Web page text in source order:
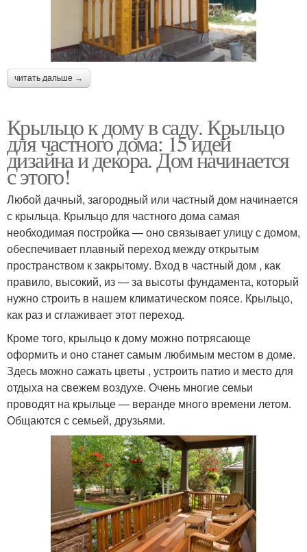
читать дальше →
Крыльцо к дому в саду. Крыльцо
для частного дома: 15 идей
дизайна и декора. Дом начинается
с этого!
Любой дачный, загородный или частный дом начинается
с крыльца. Крыльцо для частного дома самая
необходимая постройка — оно связывает улицу с домом,
обеспечивает плавный переход между открытым
пространством к закрытому. Вход в частный дом , как
правило, высокий, из — за высоты фундамента, который
нужно строить в нашем климатическом поясе. Крыльцо,
как раз и сглаживает этот переход.
Кроме того, крыльцо к дому можно потрясающе
оформить и оно станет самым любимым местом в доме.
Здесь можно сажать цветы , устроить патио и место для
отдыха на свежем воздухе. Очень многие семьи
проводят на крыльце — веранде много времени летом.
Общаются с семьей, друзьями.